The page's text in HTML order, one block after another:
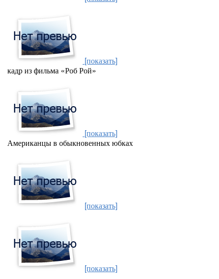
[показать]
кадр из фильма «Роб Рой»
[показать]
Американцы в обыкновенных юбках
[показать]
[показать]